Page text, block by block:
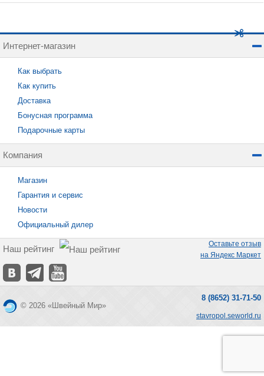
Интернет-магазин
Как выбрать
Как купить
Доставка
Бонусная программа
Подарочные карты
Компания
Магазин
Гарантия и сервис
Новости
Официальный дилер
Наш рейтинг
Оставьте отзыв
на Яндекс Маркет
© 2026 «Швейный Мир»
8 (8652) 31-71-50
stavropol.seworld.ru